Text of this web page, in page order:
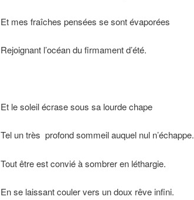
Et mes fraîches pensées se sont évaporées
Rejoignant l’océan du firmament d’été.
Et le soleil écrase sous sa lourde chape
Tel un très profond sommeil auquel nul n’échappe.
Tout être est convié à sombrer en léthargie.
En se laissant couler vers un doux rêve infini.